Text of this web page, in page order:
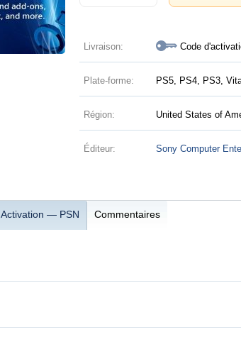
Livraison: Code
Plate-forme: PS5, PS4, PS3,
Région: United States of
Éditeur: Sony Computer
Activation — PSN Commentaires